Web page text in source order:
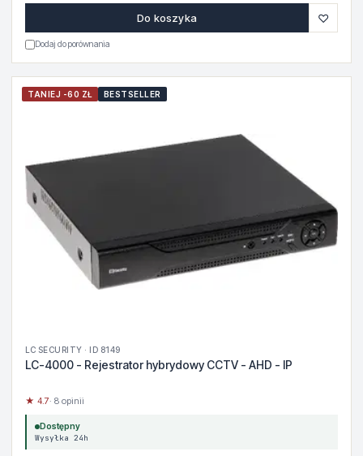
Do koszyka ♡
Dodaj do porównania
TANIEJ -60 ZŁ BESTSELLER
LC SECURITY · ID 8149
LC-4000 - Rejestrator hybrydowy CCTV - AHD - IP
★ 4.7· 8 opinii
Dostępny
Wysyłka 24h